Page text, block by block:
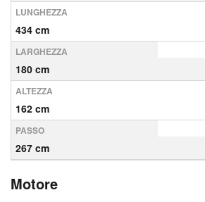
LUNGHEZZA
434 cm
LARGHEZZA
180 cm
ALTEZZA
162 cm
PASSO
267 cm
Motore